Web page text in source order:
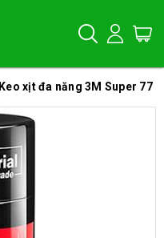
Keo xịt đa năng 3M Super 77